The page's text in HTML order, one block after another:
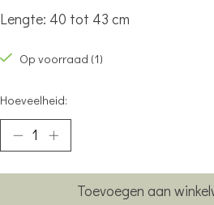
Lengte: 40 tot 43 cm
Op voorraad (1)
Hoeveelheid:
Toevoegen aan